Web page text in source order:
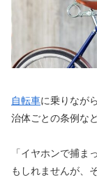
自転車に乗りなが
治体ごとの条例な
「イヤホンで捕ま
もしれませんが、